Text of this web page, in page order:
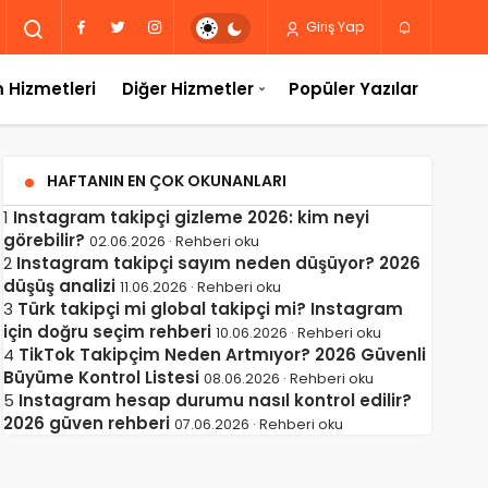
Giriş Yap
Hizmetleri Diğer Hizmetler Popüler Yazılar
HAFTANIN EN ÇOK OKUNANLARI
1 Instagram takipçi gizleme 2026: kim neyi
görebilir? 02.06.2026 · Rehberi oku
2 Instagram takipçi sayım neden düşüyor? 2026
düşüş analizi 11.06.2026 · Rehberi oku
3 Türk takipçi mi global takipçi mi? Instagram
için doğru seçim rehberi 10.06.2026 · Rehberi oku
4 TikTok Takipçim Neden Artmıyor? 2026 Güvenli
Büyüme Kontrol Listesi 08.06.2026 · Rehberi oku
5 Instagram hesap durumu nasıl kontrol edilir?
2026 güven rehberi 07.06.2026 · Rehberi oku